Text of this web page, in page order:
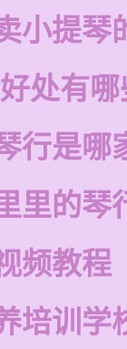
小提琴
处有哪
行是哪
里的琴
频教程
培训学